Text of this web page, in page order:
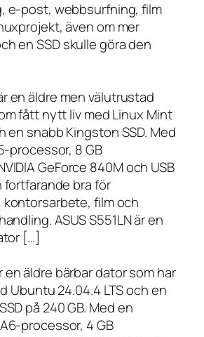
e-post, webbsurfning, film
även om mer
en SSD skulle göra den
en äldre men välutrustad
fått nytt liv med Linux Mint
en snabb Kingston SSD. Med
processor, 8 GB
GeForce 840M och USB
fortfarande bra för
film och
ASUS S551LN är en
[…]
en äldre bärbar dator som har
Ubuntu 24.04.4 LTS och en
på 240 GB. Med en
processor, 4 GB